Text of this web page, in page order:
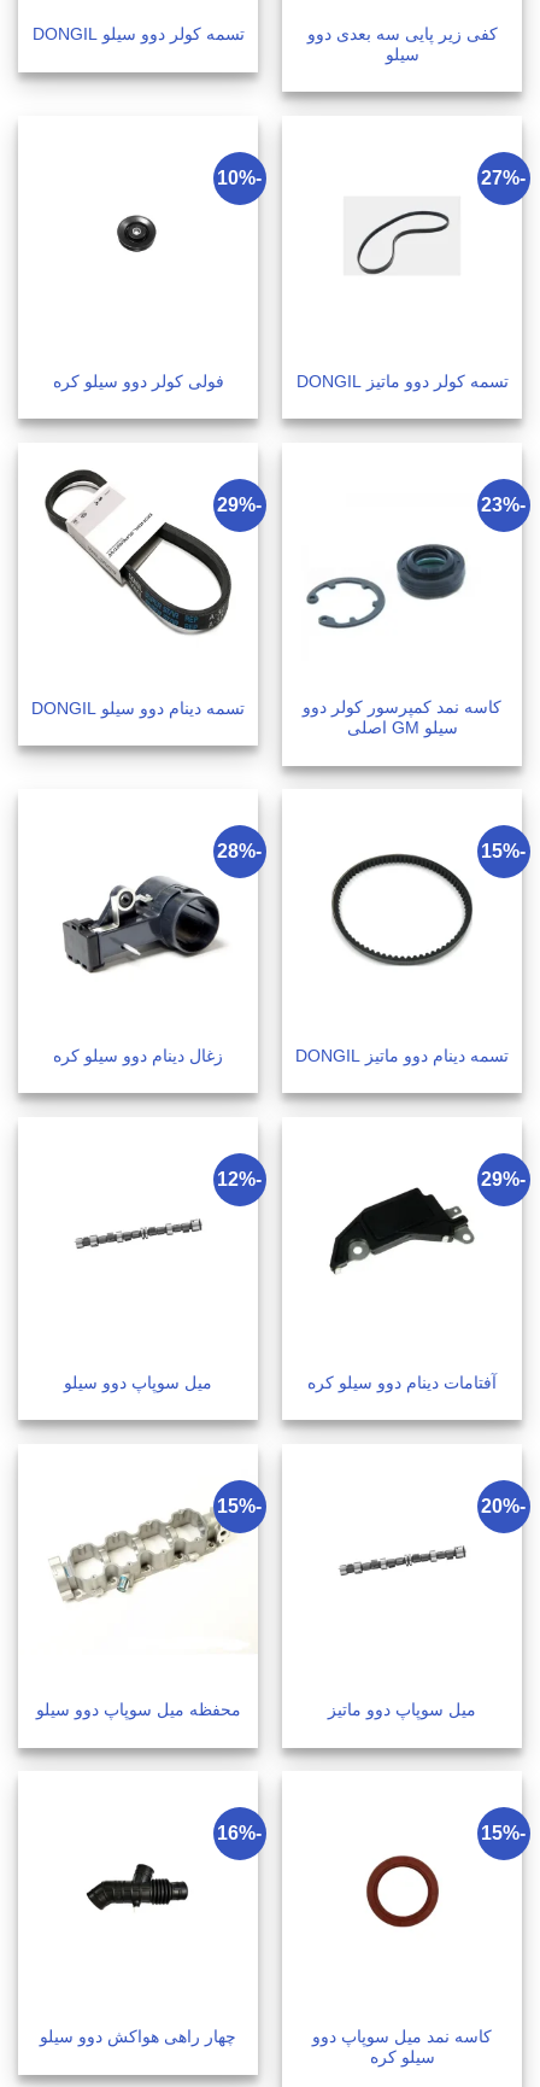
کفی زیر پایی سه بعدی دوو
سیلو
تسمه کولر دوو سیلو DONGIL
-27%
تسمه کولر دوو ماتیز DONGIL
-10%
فولی کولر دوو سیلو کره
-23%
کاسه نمد کمپرسور کولر دوو
سیلو GM اصلی
-29%
تسمه دینام دوو سیلو DONGIL
-15%
تسمه دینام دوو ماتیز DONGIL
-28%
زغال دینام دوو سیلو کره
-29%
آفتامات دینام دوو سیلو کره
-12%
میل سوپاپ دوو سیلو
-20%
میل سوپاپ دوو ماتیز
-15%
محفظه میل سوپاپ دوو سیلو
-15%
کاسه نمد میل سوپاپ دوو
سیلو کره
-16%
چهار راهی هواکش دوو سیلو